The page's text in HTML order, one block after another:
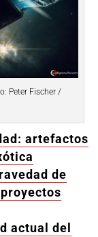
Peter Fischer /
artefactos
de
actual del